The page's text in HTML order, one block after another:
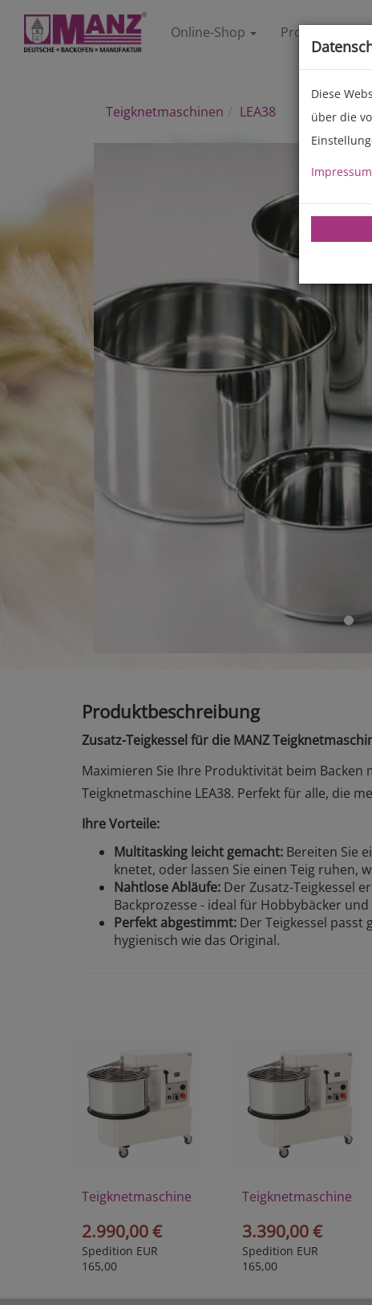
Online-Shop Produkte
Teigknetmaschinen LEA38
Produktbeschreibung
Zusatz-Teigkessel für die MANZ
Maximieren Sie Ihre Produktivität beim Backen
Teigknetmaschine LEA38. Perfekt für alle, die
Ihre Vorteile:
Multitasking leicht gemacht: Bereiten Sie
knetet, oder lassen Sie einen Teig ruhen,
Nahtlose Abläufe: Der Zusatz-Teigkessel
Backprozesse - ideal für Hobbybäcker
Perfekt abgestimmt: Der Teigkessel passt
hygienisch wie das Original.
Teigknetmaschine
2.990,00 €
Spedition EUR
165,00
Teigknetmaschine
3.390,00 €
Spedition EUR
165,00
Diese
über die